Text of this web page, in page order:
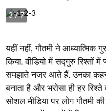
3/ 7
यहीं नहीं, गौतमी ने आध्यात्मिक
किया. वीडियो में सद्गुरु रिश्तों
समझाते नजर आते हैं. उनका
बनाता है और भरोसा ही हर
सोशल मीडिया पर लोग गौतमी